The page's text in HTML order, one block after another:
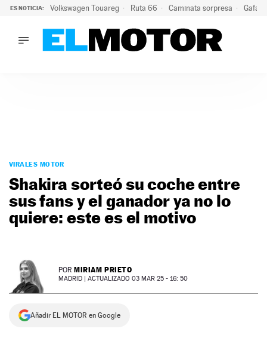
ES NOTICIA: Volkswagen Touareg Ruta 66 Caminata sorpresa Gafas
PODCAST
MOTOS
TECNOLOGÍA
SUPERCOCHES
MOTORTV
SERVICIOS
NEWSLETTER
SÍGUENOS
VIRALES MOTOR
Shakira sorteó su coche entre
sus fans y el ganador ya no lo
quiere: este es el motivo
POR MIRIAM PRIETO
MADRID | ACTUALIZADO 03 MAR 25 - 16: 50
Añadir EL MOTOR en Google